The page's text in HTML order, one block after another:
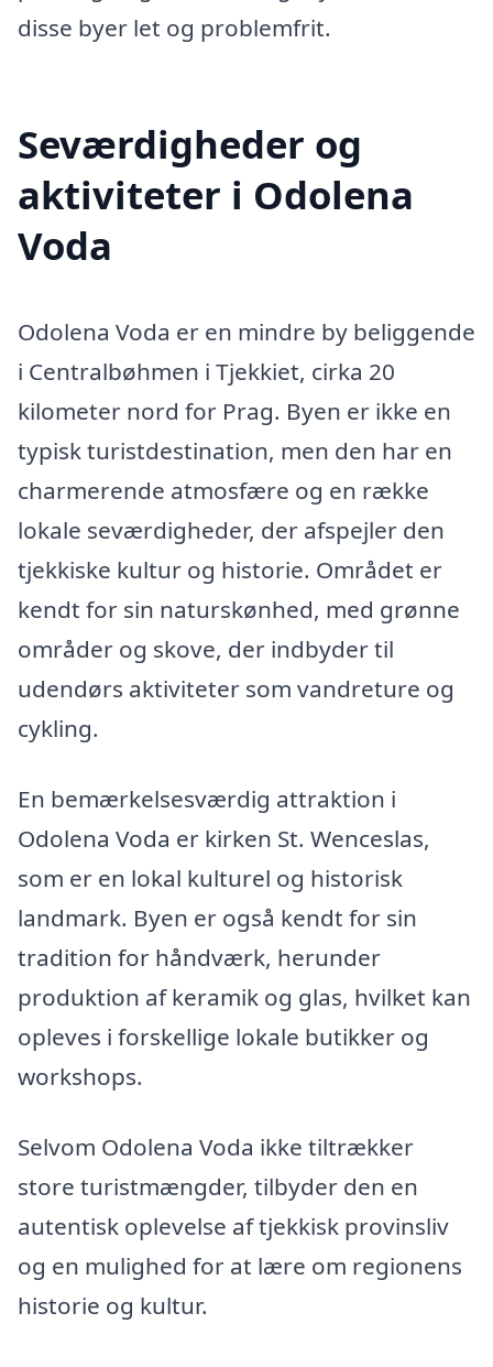
disse byer let og problemfrit.
Seværdigheder og
aktiviteter i Odolena
Voda
Odolena Voda er en mindre by beliggende
i Centralbøhmen i Tjekkiet, cirka 20
kilometer nord for Prag. Byen er ikke en
typisk turistdestination, men den har en
charmerende atmosfære og en række
lokale seværdigheder, der afspejler den
tjekkiske kultur og historie. Området er
kendt for sin naturskønhed, med grønne
områder og skove, der indbyder til
udendørs aktiviteter som vandreture og
cykling.
En bemærkelsesværdig attraktion i
Odolena Voda er kirken St. Wenceslas,
som er en lokal kulturel og historisk
landmark. Byen er også kendt for sin
tradition for håndværk, herunder
produktion af keramik og glas, hvilket kan
opleves i forskellige lokale butikker og
workshops.
Selvom Odolena Voda ikke tiltrækker
store turistmængder, tilbyder den en
autentisk oplevelse af tjekkisk provinsliv
og en mulighed for at lære om regionens
historie og kultur.